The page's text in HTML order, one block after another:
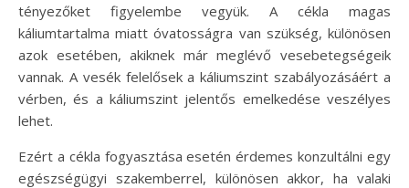
tényezőket figyelembe vegyük. A cékla magas
káliumtartalma miatt óvatosságra van szükség, különösen
azok esetében, akiknek már meglévő vesebetegségeik
vannak. A vesék felelősek a káliumszint szabályozásáért a
vérben, és a káliumszint jelentős emelkedése veszélyes
lehet.
Ezért a cékla fogyasztása esetén érdemes konzultálni egy
egészségügyi szakemberrel, különösen akkor, ha valaki